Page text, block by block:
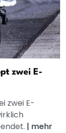
zwei E-
zwei E-
| mehr